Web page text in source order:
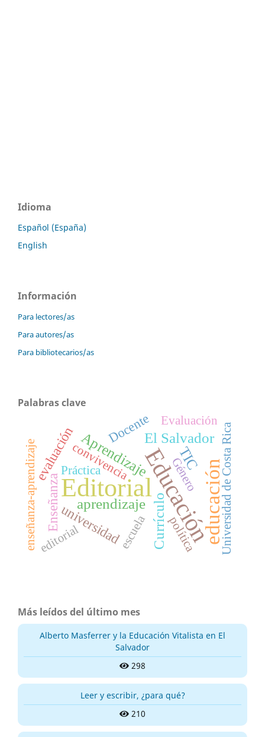
Idioma
Español (España)
English
Información
Para lectores/as
Para autores/as
Para bibliotecarios/as
Palabras clave
EditorialEducación
educación
TIC
AprendizajeEl Salvador
Currículo
aprendizaje
Enseñanzauniversidad
evaluación Docente
enseñanza-aprendizaje escuela Universidad de Costa Rica
editorial
Género
convivencia
política
Práctica
Evaluación
Más leídos del último mes
Alberto Masferrer y la Educación Vitalista en El
Salvador
298
Leer y escribir, ¿para qué?
210